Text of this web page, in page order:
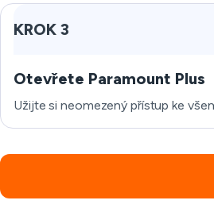
KROK 3
Otevřete Paramount Plus
Užijte si neomezený přístup ke